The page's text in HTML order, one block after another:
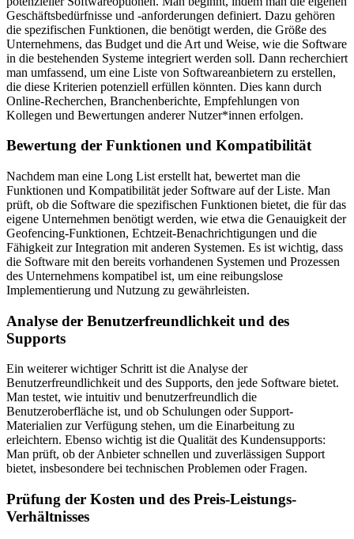
Geschäftsbedürfnisse und -anforderungen definiert. Dazu gehören
die spezifischen Funktionen, die benötigt werden, die Größe des
Unternehmens, das Budget und die Art und Weise, wie die Software
in die bestehenden Systeme integriert werden soll. Dann recherchiert
man umfassend, um eine Liste von Softwareanbietern zu erstellen,
die diese Kriterien potenziell erfüllen könnten. Dies kann durch
Online-Recherchen, Branchenberichte, Empfehlungen von
Kollegen und Bewertungen anderer Nutzer*innen erfolgen.
Bewertung der Funktionen und Kompatibilität
Nachdem man eine Long List erstellt hat, bewertet man die
Funktionen und Kompatibilität jeder Software auf der Liste. Man
prüft, ob die Software die spezifischen Funktionen bietet, die für das
eigene Unternehmen benötigt werden, wie etwa die Genauigkeit der
Geofencing-Funktionen, Echtzeit-Benachrichtigungen und die
Fähigkeit zur Integration mit anderen Systemen. Es ist wichtig, dass
die Software mit den bereits vorhandenen Systemen und Prozessen
des Unternehmens kompatibel ist, um eine reibungslose
Implementierung und Nutzung zu gewährleisten.
Analyse der Benutzerfreundlichkeit und des
Supports
Ein weiterer wichtiger Schritt ist die Analyse der
Benutzerfreundlichkeit und des Supports, den jede Software bietet.
Man testet, wie intuitiv und benutzerfreundlich die
Benutzeroberfläche ist, und ob Schulungen oder Support-
Materialien zur Verfügung stehen, um die Einarbeitung zu
erleichtern. Ebenso wichtig ist die Qualität des Kundensupports:
Man prüft, ob der Anbieter schnellen und zuverlässigen Support
bietet, insbesondere bei technischen Problemen oder Fragen.
Prüfung der Kosten und des Preis-Leistungs-
Verhältnisses